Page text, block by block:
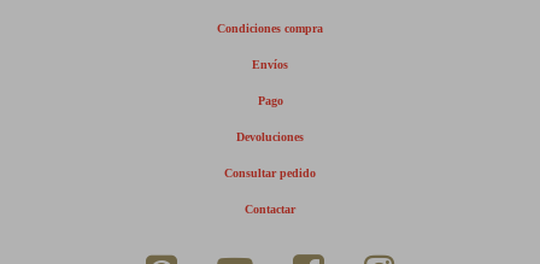
Condiciones compra
Envíos
Pago
Devoluciones
Consultar pedido
Contactar